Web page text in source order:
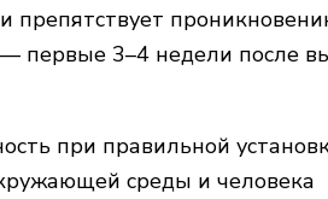
препятствует
первые 3–4 недели после
при правильной
среды и человека